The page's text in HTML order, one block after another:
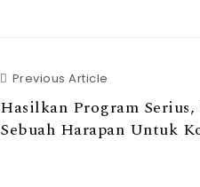
Previous Article
Hasilkan Program
Sebuah Harapan Untuk